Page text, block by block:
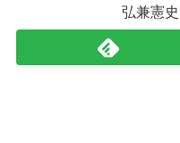
弘兼憲